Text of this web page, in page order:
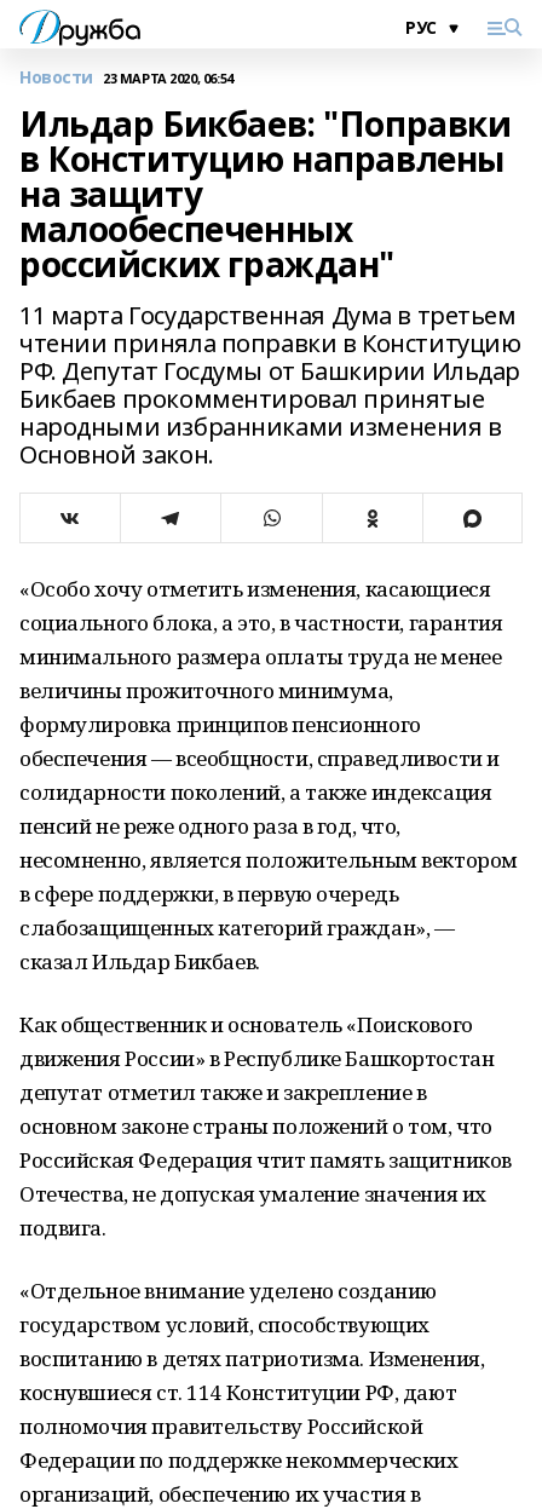
Новости 23 МАРТА 2020, 06:54
Ильдар Бикбаев: "Поправки
в Конституцию направлены
на защиту
малообеспеченных
российских граждан"
11 марта Государственная Дума в третьем
чтении приняла поправки в Конституцию
РФ. Депутат Госдумы от Башкирии Ильдар
Бикбаев прокомментировал принятые
народными избранниками изменения в
Основной закон.
«Особо хочу отметить изменения, касающиеся
социального блока, а это, в частности, гарантия
минимального размера оплаты труда не менее
величины прожиточного минимума,
формулировка принципов пенсионного
обеспечения — всеобщности, справедливости и
солидарности поколений, а также индексация
пенсий не реже одного раза в год, что,
несомненно, является положительным вектором
в сфере поддержки, в первую очередь
слабозащищенных категорий граждан», —
сказал Ильдар Бикбаев.
Как общественник и основатель «Поискового
движения России» в Республике Башкортостан
депутат отметил также и закрепление в
основном законе страны положений о том, что
Российская Федерация чтит память защитников
Отечества, не допуская умаление значения их
подвига.
«Отдельное внимание уделено созданию
государством условий, способствующих
воспитанию в детях патриотизма. Изменения,
коснувшиеся ст. 114 Конституции РФ, дают
полномочия правительству Российской
Федерации по поддержке некоммерческих
организаций, обеспечению их участия в